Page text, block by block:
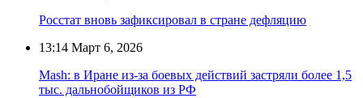
Росстат вновь зафиксировал в стране дефляцию
13:14 Март 6, 2026
Mash: в Иране из-за боевых действий застряли более 1,5
тыс. дальнобойщиков из РФ